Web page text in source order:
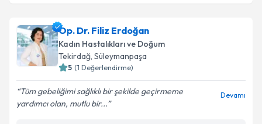
takvim hazırlandığında e-posta ile bilgilendireceğiz.
E-posta Adresiniz
Op. Dr. Filiz Erdoğan
Kadın Hastalıkları ve Doğum
Tekirdağ, Süleymanpaşa
5 (1 Değerlendirme)
Tüm gebeliğimi sağlıklı bir şekilde geçirmeme
yardımcı olan, mutlu bir...
Devamı